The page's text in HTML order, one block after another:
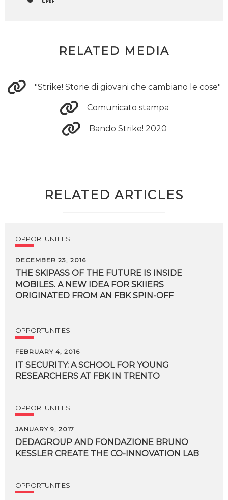
RELATED MEDIA
"Strike! Storie di giovani che cambiano le cose"
Comunicato stampa
Bando Strike! 2020
RELATED ARTICLES
OPPORTUNITIES
DECEMBER 23, 2016
THE SKIPASS OF THE FUTURE IS INSIDE
MOBILES. A NEW IDEA FOR SKIIERS
ORIGINATED FROM AN FBK SPIN-OFF
OPPORTUNITIES
FEBRUARY 4, 2016
IT SECURITY: A SCHOOL FOR YOUNG
RESEARCHERS AT FBK IN TRENTO
OPPORTUNITIES
JANUARY 9, 2017
DEDAGROUP AND FONDAZIONE BRUNO
KESSLER CREATE THE CO-INNOVATION LAB
OPPORTUNITIES